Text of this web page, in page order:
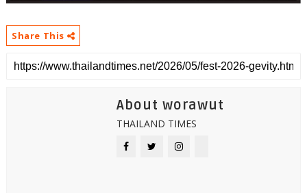
Share This
About worawut
THAILAND TIMES